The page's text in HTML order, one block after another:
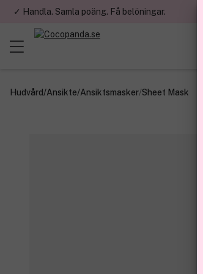
✓ Handla. Samla poäng. Få belöningar.
Hudvård/Ansikte/Ansiktsmasker/Sheet Mask